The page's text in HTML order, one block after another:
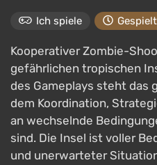
Ich spiele Gespielt
Kooperativer Zombie-
gefährlichen tropischen
des Gameplays steht das
dem Koordination,
an wechselnde
sind. Die Insel ist voller
und unerwarteter